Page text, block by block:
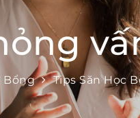
Bổng Tips Săn Học